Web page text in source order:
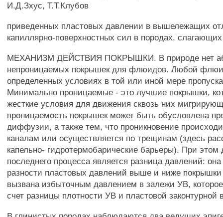
И.Д.Зхус, Т.Т.Клубов
приведенных пластовых давлении в вышележащих
капиллярно-поверхностных сил в породах,
МЕХАНИЗМ ДЕЙСТВИЯ ПОКРЫШКИ. В природе нет
непроницаемых покрышек для флюидов. Любой
определенных условиях в той или иной мере
Минимально проницаемые - это лучшие покрышки,
жесткие условия для движения сквозь них
проницаемость покрышек может быть обусловлена
диффузии, а также тем, что проникновение
каналам или осуществляется по трещинам (здесь
капельно- гидротермобарические барьеры). При
последнего процесса является разница давлений: она
разности пластовых давлений выше и ниже
вызвана избыточным давлением в залежи УВ, которое
счет разницы плотности УВ и пластовой законтурной